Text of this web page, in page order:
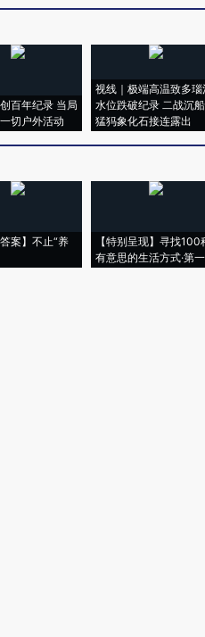
百年纪录 当局
切户外活动
视线｜极端高温致多瑙
水位跌破纪录 二战沉
猛犸象化石接连露出
答案】不止“养
【特别呈现】寻找100
有意思的生活方式·第